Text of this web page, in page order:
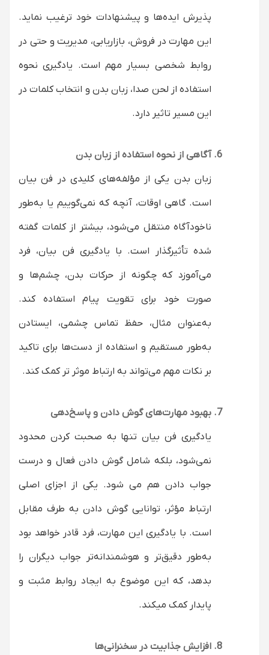
پذیرش ایده‌ها و پیشنهادات خود ترغیب نماید.
این مهارت در فروش، بازاریابی، مدیریت و حتی در
روابط شخصی بسیار مهم است. یادگیری نحوه
استفاده از لحن صدا، زبان بدن و انتخاب کلمات در
این مسیر تاثیر دارد.
آگاهی از نحوه استفاده از زبان بدن
زبان بدن یکی از مؤلفه‌های کلیدی در فن بیان
است. گاهی اوقات، آنچه که نمی‌گوییم یا به‌طور
ناخودآگاه منتقل می‌شود، بیشتر از کلمات گفته
شده تأثیرگذار است. با یادگیری فن بیان، فرد
می‌آموزد که چگونه از حرکات بدن، چشم‌ها و
صورت خود برای تقویت پیام استفاده کند.
به‌عنوان مثال، حفظ تماس چشمی، ایستادن
به‌طور مستقیم و استفاده از دست‌ها برای تاکید
بر نکات مهم می‌تواند به ارتباط موثر تر کمک کند.
بهبود مهارت‌های گوش دادن و پاسخ‌دهی
یادگیری فن بیان تنها به صحبت کردن محدود
نمی‌شود، بلکه شامل گوش دادن فعال و درست
جواب دادن هم می شود. یکی از اجزای اصلی
ارتباط مؤثر، توانایی گوش دادن به طرف مقابل
است. با یادگیری این مهارت، فرد قادر خواهد بود
به‌طور دقیق‌تر و هوشمندانه‌تر جواب دیگران را
بدهد، که این موضوع به ایجاد روابط مثبت و
پایدار کمک میکند.
افزایش جذابیت در سخنرانی‌ها